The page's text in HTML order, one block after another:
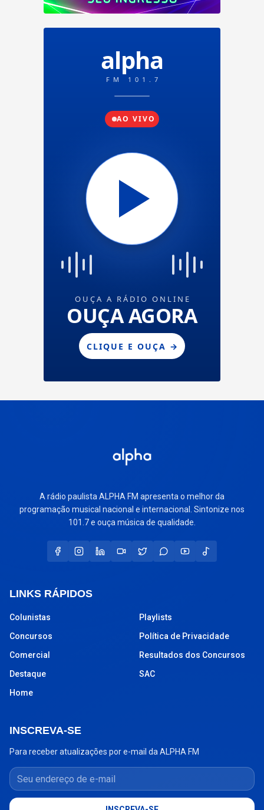
A rádio paulista ALPHA FM apresenta o melhor da
programação musical nacional e internacional. Sintonize nos
101.7 e ouça música de qualidade.
LINKS RÁPIDOS
Colunistas
Concursos
Comercial
Destaque
Home
Playlists
Política de Privacidade
Resultados dos Concursos
SAC
INSCREVA-SE
Para receber atualizações por e-mail da ALPHA FM
Seu endereço de e-mail